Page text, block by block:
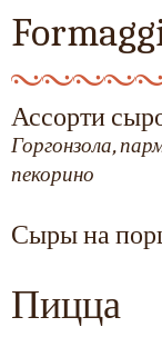
Ассорти
Горгонзола,
пекорино
Сыры на
Пицца